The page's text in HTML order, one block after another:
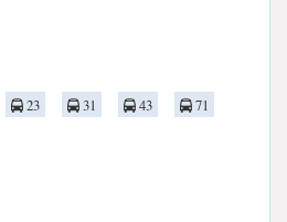
23 31 43
71